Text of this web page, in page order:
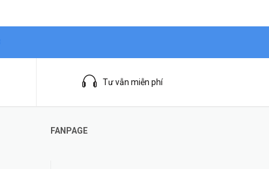
Tư vẫn miễn phí
FANPAGE